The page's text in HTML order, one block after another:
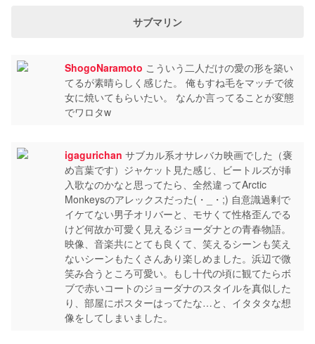
サブマリン
ShogoNaramoto こういう二人だけの愛の形を築い
てるが素晴らしく感じた。 俺もすね毛をマッチで彼
女に焼いてもらいたい。 なんか言ってることが変態
でワロタw
igagurichan サブカル系オサレバカ映画でした（褒
め言葉です）ジャケット見た感じ、ビートルズが挿
入歌なのかなと思ってたら、全然違ってArctic
Monkeysのアレックスだった(・_・;) 自意識過剰で
イケてない男子オリバーと、モサくて性格歪んでる
けど何故か可愛く見えるジョーダナとの青春物語。
映像、音楽共にとても良くて、笑えるシーンも笑え
ないシーンもたくさんあり楽しめました。浜辺で微
笑み合うところ可愛い。もし十代の頃に観てたらボ
ブで赤いコートのジョーダナのスタイルを真似した
り、部屋にポスターはってたな…と、イタタタな想
像をしてしまいました。